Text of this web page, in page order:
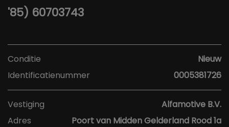
'85) 60703743
Conditie
Nieuw
Identificatienummer
0005381726
Vestiging
Alfamotive B.V.
Adres
Poort van Midden Gelderland Rood 1a